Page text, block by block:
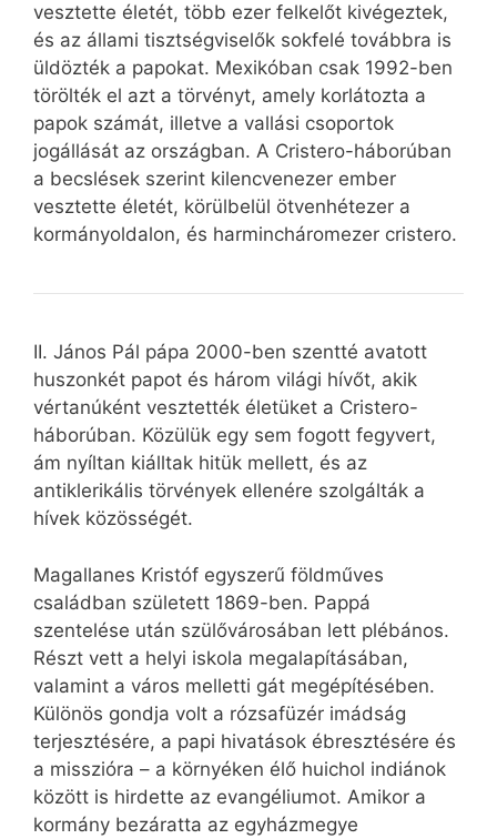
vesztette életét, több ezer felkelőt kivégeztek,
és az állami tisztségviselők sokfelé továbbra is
üldözték a papokat. Mexikóban csak 1992-ben
törölték el azt a törvényt, amely korlátozta a
papok számát, illetve a vallási csoportok
jogállását az országban. A Cristero-háborúban
a becslések szerint kilencvenezer ember
vesztette életét, körülbelül ötvenhétezer a
kormányoldalon, és harmincháromezer cristero.
II. János Pál pápa 2000-ben szentté avatott
huszonkét papot és három világi hívőt, akik
vértanúként vesztették életüket a Cristero-
háborúban. Közülük egy sem fogott fegyvert,
ám nyíltan kiálltak hitük mellett, és az
antiklerikális törvények ellenére szolgálták a
hívek közösségét.
Magallanes Kristóf egyszerű földműves
családban született 1869-ben. Pappá
szentelése után szülővárosában lett plébános.
Részt vett a helyi iskola megalapításában,
valamint a város melletti gát megépítésében.
Különös gondja volt a rózsafüzér imádság
terjesztésére, a papi hivatások ébresztésére és
a misszióra – a környéken élő huichol indiánok
között is hirdette az evangéliumot. Amikor a
kormány bezáratta az egyházmegye